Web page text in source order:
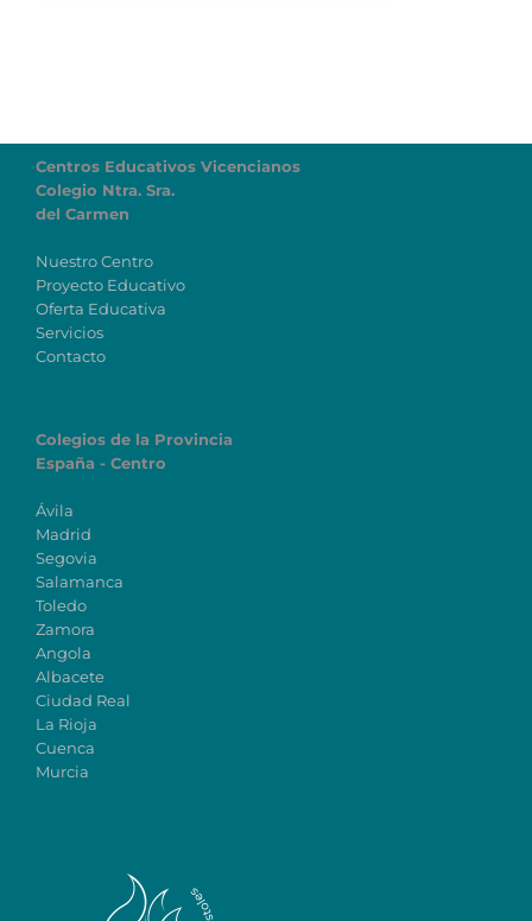
Centros Educativos Vicencianos
Colegio Ntra. Sra.
del Carmen
Nuestro Centro
Proyecto Educativo
Oferta Educativa
Servicios
Contacto
Colegios de la Provincia
España - Centro
Ávila
Madrid
Segovia
Salamanca
Toledo
Zamora
Angola
Albacete
Ciudad Real
La Rioja
Cuenca
Murcia